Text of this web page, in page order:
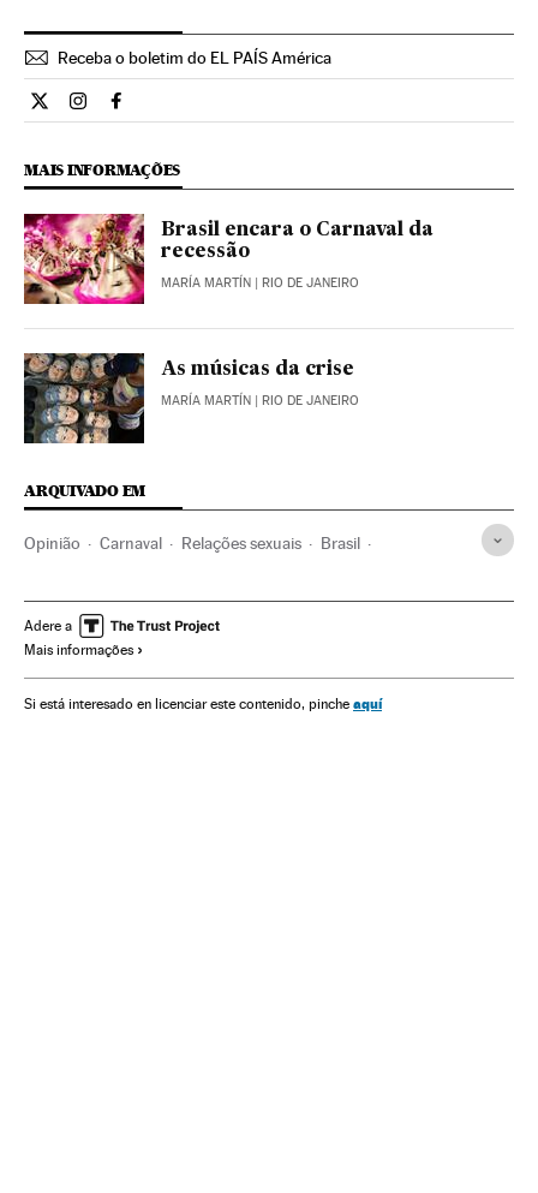
Receba o boletim do EL PAÍS América
Opiniao El País Brasil en Twitter
Opiniao El País Brasil en Instagram
Opiniao El País Brasil en Facebook
MAIS INFORMAÇÕES
Brasil encara o Carnaval da
recessão
MARÍA MARTÍN | RIO DE JANEIRO
As músicas da crise
MARÍA MARTÍN | RIO DE JANEIRO
ARQUIVADO EM
Opinião Carnaval Relações sexuais Brasil
Sexualidade Sociedade
Cultura tradicional Cultura
Adere a
Mais informações
Si está interesado en licenciar este contenido, pinche aquí